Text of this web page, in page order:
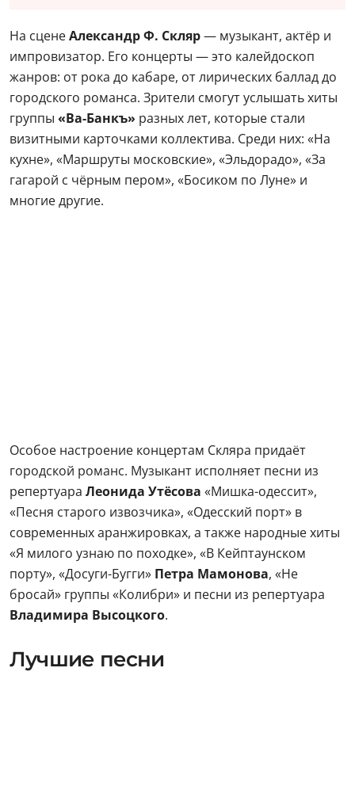
На сценеАлександр Ф. Скляр— музыкант, актёр и
импровизатор. Его концерты — это калейдоскоп
жанров: от рока до кабаре, от лирических баллад до
городского романса. Зрители смогут услышать хиты
группы «Ва-Банкъ» разных лет, которые стали
визитными карточками коллектива. Среди них: «На
кухне», «Маршруты московские», «Эльдорадо», «За
гагарой с чёрным пером», «Босиком по Луне» и
многие другие.
Особое настроение концертам Скляра придаёт
городской романс. Музыкант исполняет песни из
репертуара Леонида Утёсова «Мишка-одессит»,
«Песня старого извозчика», «Одесский порт» в
современных аранжировках, а также народные хиты
«Я милого узнаю по походке», «В Кейптаунском
порту», «Досуги-Бугги» Петра Мамонова, «Не
бросай» группы «Колибри» и песни из репертуара
Владимира Высоцкого.
Лучшие песни